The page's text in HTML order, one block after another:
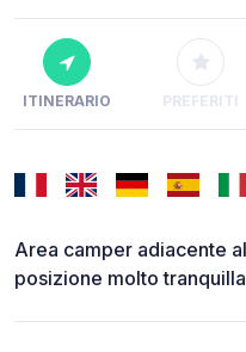
ITINERARIO PREFERITI
Area camper adiacente
posizione molto